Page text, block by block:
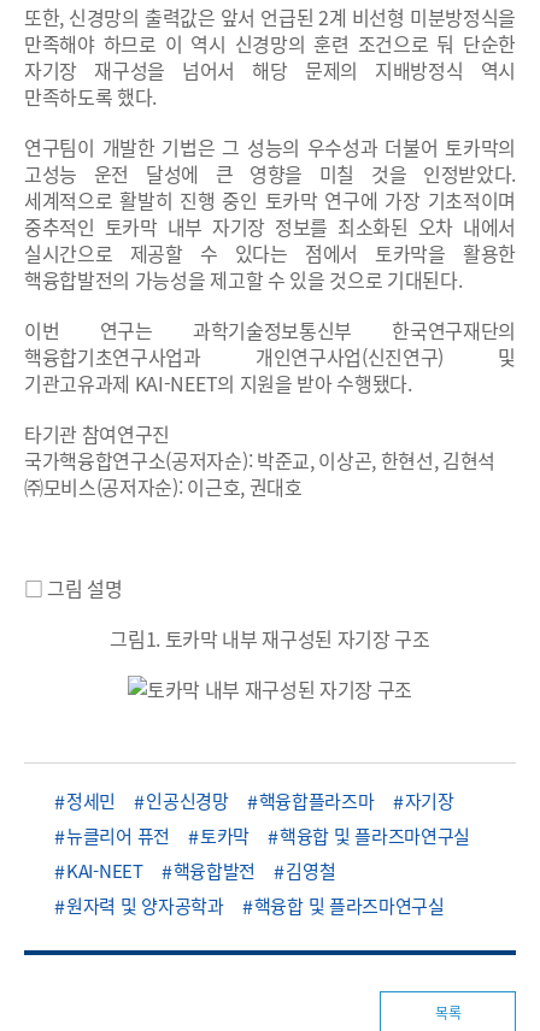
또한, 신경망의 출력값은 앞서 언급된 2계 비선형 미분방정식을
만족해야 하므로 이 역시 신경망의 훈련 조건으로 둬 단순한
자기장 재구성을 넘어서 해당 문제의 지배방정식 역시
만족하도록 했다.
연구팀이 개발한 기법은 그 성능의 우수성과 더불어 토카막의
고성능 운전 달성에 큰 영향을 미칠 것을 인정받았다.
세계적으로 활발히 진행 중인 토카막 연구에 가장 기초적이며
중추적인 토카막 내부 자기장 정보를 최소화된 오차 내에서
실시간으로 제공할 수 있다는 점에서 토카막을 활용한
핵융합발전의 가능성을 제고할 수 있을 것으로 기대된다.
이번 연구는 과학기술정보통신부 한국연구재단의
핵융합기초연구사업과 개인연구사업(신진연구) 및
기관고유과제 KAI-NEET의 지원을 받아 수행됐다.
타기관 참여연구진
국가핵융합연구소(공저자순): 박준교, 이상곤, 한현선, 김현석
㈜모비스(공저자순): 이근호, 권대호
□ 그림 설명
그림1. 토카막 내부 재구성된 자기장 구조
정세민 인공신경망 핵융합플라즈마
자기장
뉴클리어 퓨전
토카막
핵융합 및 플라즈마연구실
KAI-NEET
핵융합발전
김영철
원자력 및 양자공학과
핵융합 및 플라즈마연구실
목록